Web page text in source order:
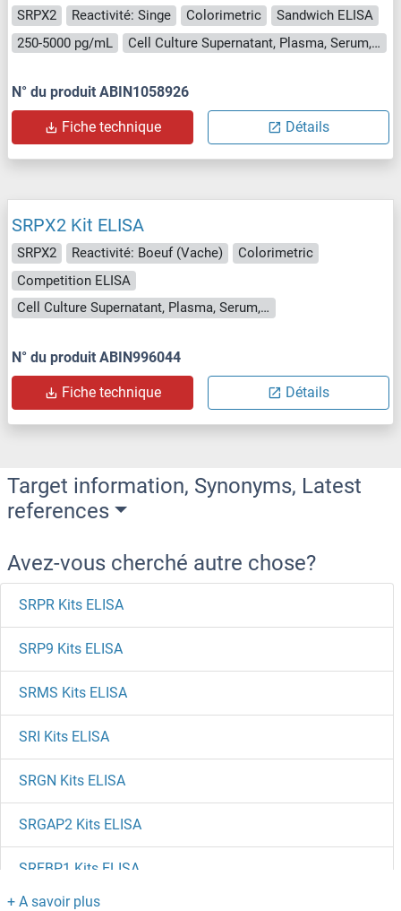
SRPX2 Reactivité: Singe Colorimetric
Sandwich ELISA
250-5000 pg/mL
Cell Culture Supernatant, Plasma, Serum, Tissue Homogenate
N° du produit ABIN1058926
Fiche technique Détails
SRPX2 Kit ELISA
SRPX2 Reactivité: Boeuf (Vache)
Colorimetric
Competition ELISA
Cell Culture Supernatant, Plasma, Serum, Tissue Homogenate
N° du produit ABIN996044
Fiche technique Détails
Target information, Synonyms, Latest
references
Avez-vous cherché autre chose?
SRPR Kits ELISA
SRP9 Kits ELISA
SRMS Kits ELISA
SRI Kits ELISA
SRGN Kits ELISA
SRGAP2 Kits ELISA
SRFBP1 Kits ELISA